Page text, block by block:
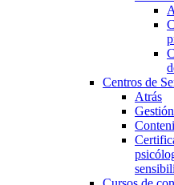
Centros de
Atrás